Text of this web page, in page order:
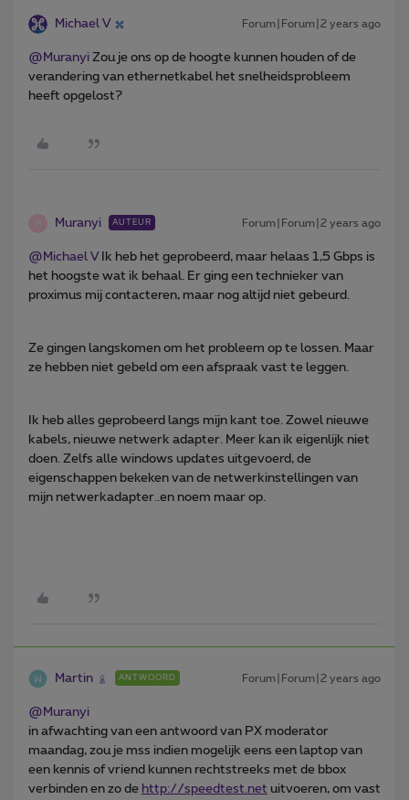
Michael V Forum|Forum|2 years ago
@Muranyi Zou je ons op de hoogte kunnen houden of de
verandering van ethernetkabel het snelheidsprobleem
heeft opgelost?
Muranyi AUTEUR Forum|Forum|2 years ago
@Michael V Ik heb het geprobeerd, maar helaas 1,5 Gbps is
het hoogste wat ik behaal. Er ging een technieker van
proximus mij contacteren, maar nog altijd niet gebeurd.
Ze gingen langskomen om het probleem op te lossen. Maar
ze hebben niet gebeld om een afspraak vast te leggen.
Ik heb alles geprobeerd langs mijn kant toe. Zowel nieuwe
kabels, nieuwe netwerk adapter. Meer kan ik eigenlijk niet
doen. Zelfs alle windows updates uitgevoerd, de
eigenschappen bekeken van de netwerkinstellingen van
mijn netwerkadapter..en noem maar op.
Martin ANTWOORD Forum|Forum|2 years ago
@Muranyi
in afwachting van een antwoord van PX moderator
maandag, zou je mss indien mogelijk eens een laptop van
een kennis of vriend kunnen rechtstreeks met de bbox
verbinden en zo de http://speedtest.net uitvoeren, om vast